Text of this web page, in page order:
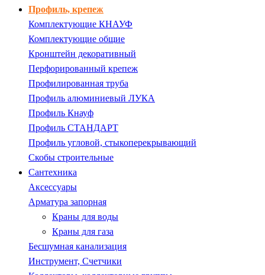
Профиль, крепеж
Комплектующие КНАУФ
Комплектующие общие
Кронштейн декоративный
Перфорированный крепеж
Профилированная труба
Профиль алюминиевый ЛУКА
Профиль Кнауф
Профиль СТАНДАРТ
Профиль угловой, стыкоперекрывающий
Скобы строительные
Сантехника
Аксессуары
Арматура запорная
Краны для воды
Краны для газа
Бесшумная канализация
Инструмент, Счетчики